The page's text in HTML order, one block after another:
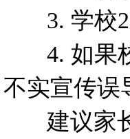
3. 学校
4. 如果
不实宣传误
建议家长